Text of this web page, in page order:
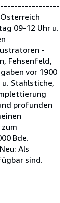
09-12 Uhr u.
-
Fehsenfeld,
vor 1900
Stahlstiche,
profunden
Bde.
Als
sind.